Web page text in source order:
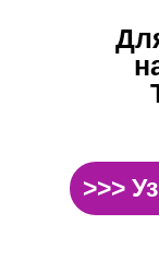
>>>